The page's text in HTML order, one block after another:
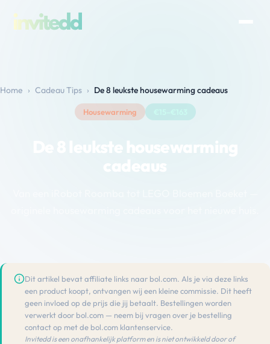
Home › Cadeau Tips › De 8 leukste housewarming cadeaus
Housewarming
De 8 leukste housewarming
Dit artikel bevat affiliate links naar bol.com. Als je via deze links
een product koopt, ontvangen wij een kleine commissie. Dit heeft
geen invloed op de prijs die jij betaalt. Bestellingen worden
verwerkt door bol.com — neem bij vragen over je bestelling
contact op met de bol.com klantenservice.
Invitedd is een onafhankelijk platform en is niet ontwikkeld door of